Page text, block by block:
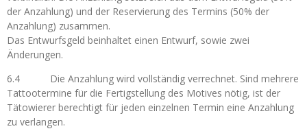
der Anzahlung) und der Reservierung des Termins (50% der
Anzahlung) zusammen.
Das Entwurfsgeld beinhaltet einen Entwurf, sowie zwei
Änderungen.
6.4 Die Anzahlung wird vollständig verrechnet. Sind mehrere
Tattootermine für die Fertigstellung des Motives nötig, ist der
Tätowierer berechtigt für jeden einzelnen Termin eine Anzahlung
zu verlangen.